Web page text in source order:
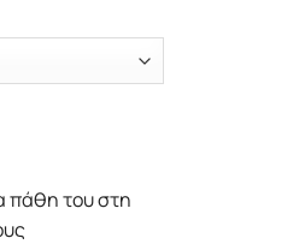
πάθη του στη